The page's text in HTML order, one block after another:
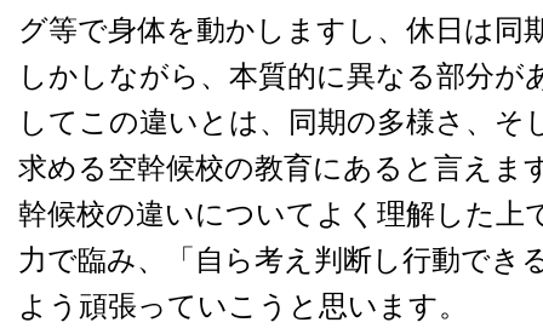
グ等で身体を動かしますし、休日は同
しかしながら、本質的に異なる部分が
してこの違いとは、同期の多様さ、そ
求める空幹候校の教育にあると言えま
幹候校の違いについてよく理解した上
力で臨み、「自ら考え判断し行動でき
よう頑張っていこうと思います。